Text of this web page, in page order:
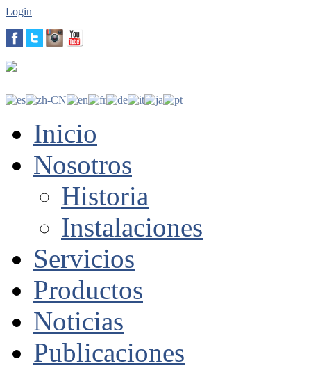
Login
Inicio
Nosotros
Historia
Instalaciones
Servicios
Productos
Noticias
Publicaciones